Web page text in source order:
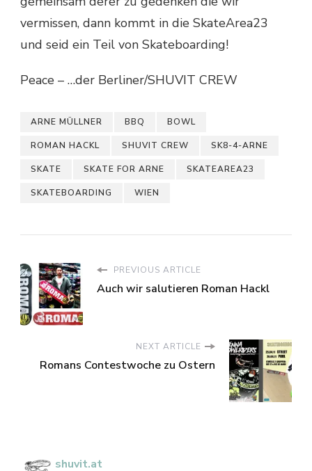
vermissen, dann kommt in die SkateArea23
und seid ein Teil von Skateboarding!
Peace – …der Berliner/SHUVIT CREW
ARNE MÜLLNER BBQ BOWL
ROMAN HACKL SHUVIT CREW SK8-4-ARNE
SKATE SKATE FOR ARNE SKATEAREA23
SKATEBOARDING WIEN
PREVIOUS ARTICLE
Auch wir salutieren Roman Hackl
NEXT ARTICLE
Romans Contestwoche zu Ostern
shuvit.at